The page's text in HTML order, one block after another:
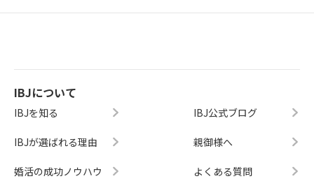
IBJについて
IBJを知る
IBJが選ばれる理由
婚活の成功ノウハウ
IBJ公式ブログ
親御様へ
よくある質問